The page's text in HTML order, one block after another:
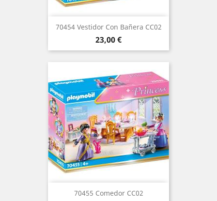
70454 Vestidor Con Bañera CC02
Precio
23,00 €
70455 Comedor CC02